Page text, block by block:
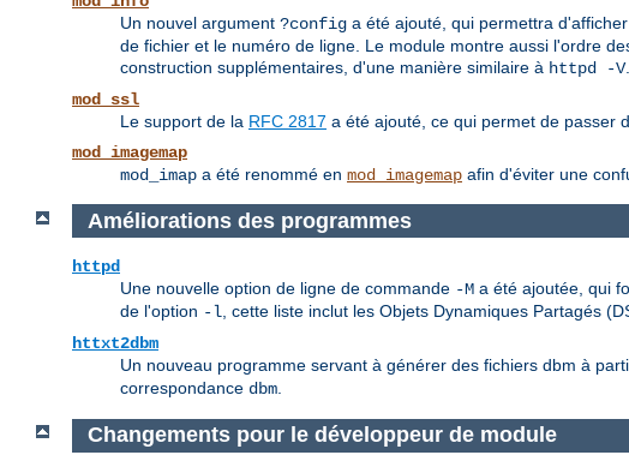
Un nouvel argument ?config a été ajouté, qui permettra
de fichier et le numéro de ligne. Le module montre aussi l'ordre
construction supplémentaires, d'une manière similaire à httpd -V.
mod_ssl
Le support de la RFC 2817 a été ajouté, ce qui permet de passer
mod_imagemap
mod_imap a été renommé en mod_imagemap afin d'éviter une
Améliorations des programmes
httpd
Une nouvelle option de ligne de commande -M a été ajoutée, qui
de l'option -l, cette liste inclut les Objets Dynamiques Partagés
httxt2dbm
Un nouveau programme servant à générer des fichiers dbm à
correspondance dbm.
Changements pour le développeur de module